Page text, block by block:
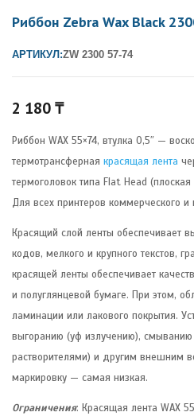
Риббон Zebra Wax Black
АРТИКУЛ:ZW 2300 57-74
2 180₸
Риббон WAX 55×74, втулка 0,5″ —
термотрансферная красящая лента
термоголовок типа Flat Head
Для всех принтеров коммерческого и
Красящий слой ленты обеспечивает
кодов, мелкого и крупного текстов,
красящей ленты обеспечивает
и полуглянцевой бумаге. При этом,
ламинации или лакового покрытия.
выгоранию (уф излучению),
растворителями) и другим внешним
маркировку — самая низкая.
Ограничения: Красящая лента WAX